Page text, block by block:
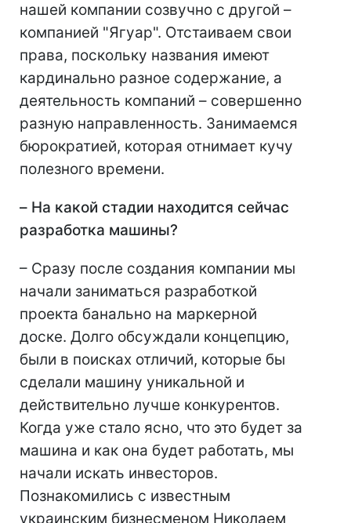
нашей компании созвучно с другой –
компанией "Ягуар". Отстаиваем свои
права, поскольку названия имеют
кардинально разное содержание, а
деятельность компаний – совершенно
разную направленность. Занимаемся
бюрократией, которая отнимает кучу
полезного времени.
– На какой стадии находится сейчас
разработка машины?
– Сразу после создания компании мы
начали заниматься разработкой
проекта банально на маркерной
доске. Долго обсуждали концепцию,
были в поисках отличий, которые бы
сделали машину уникальной и
действительно лучше конкурентов.
Когда уже стало ясно, что это будет за
машина и как она будет работать, мы
начали искать инвесторов.
Познакомились с известным
украинским бизнесменом Николаем